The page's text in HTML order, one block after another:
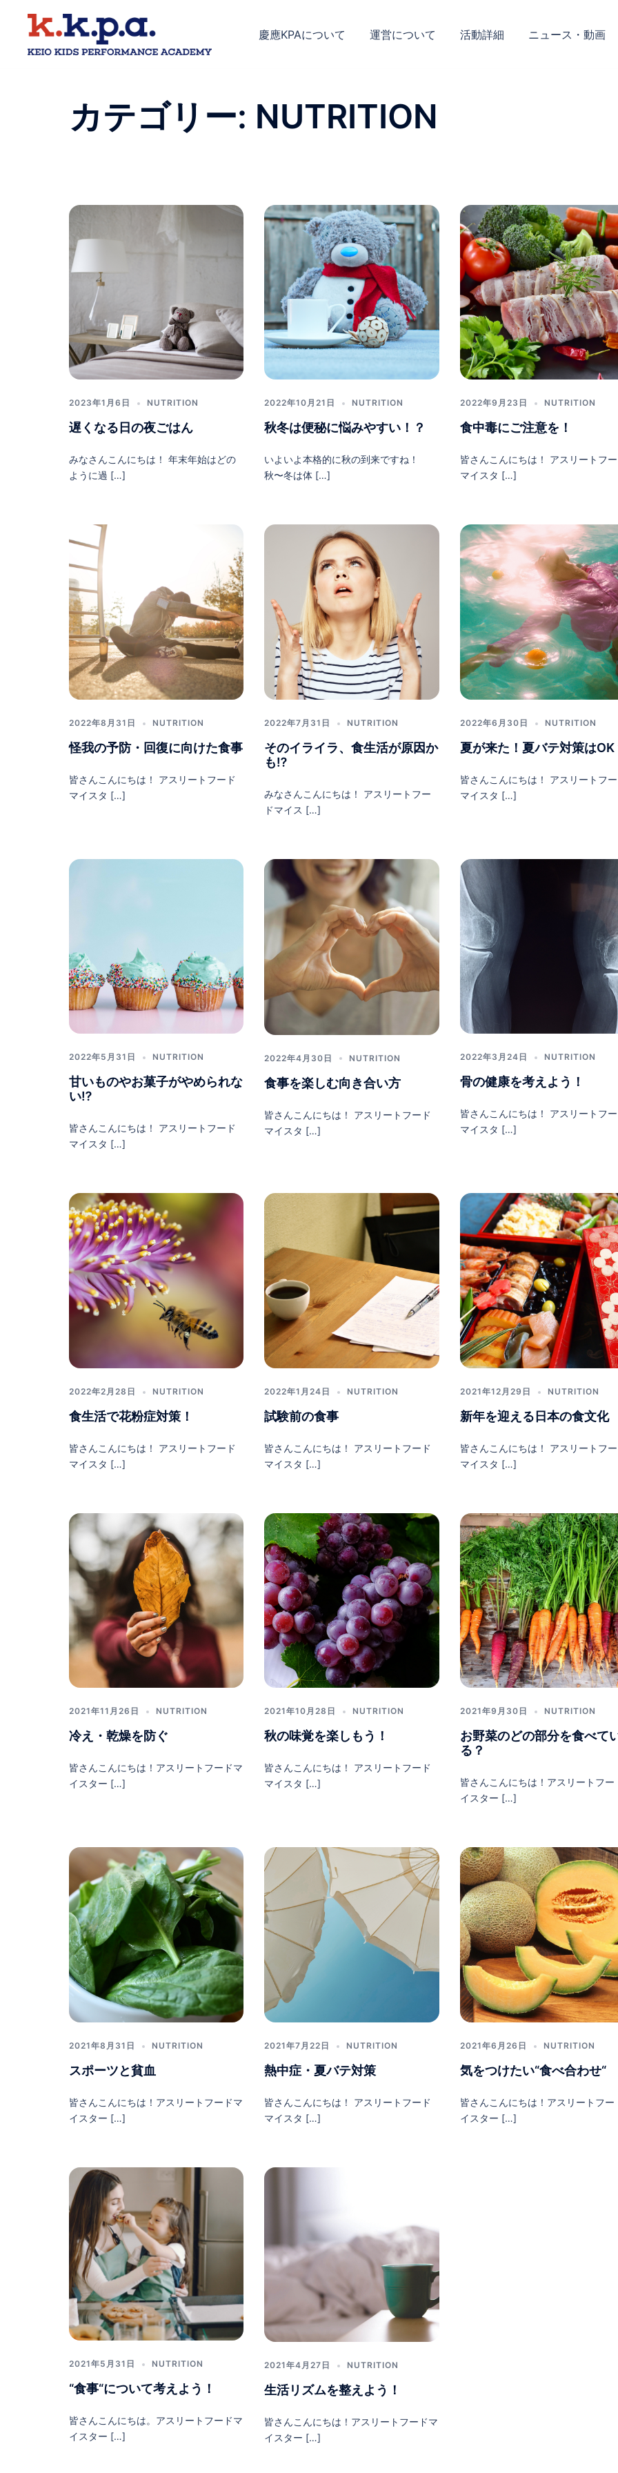
慶應KPAについて 運営について 活動詳細 ニュース・動画
カテゴリー: NUTRITION
2023年1月6日 NUTRITION
遅くなる日の夜ごはん
みなさんこんにちは！ 年末年始はどの
ように過 […]
2022年10月21日 NUTRITION
秋冬は便秘に悩みやすい！？
いよいよ本格的に秋の到来ですね！
秋〜冬は体 […]
2022年9月23日 NUTRITION
食中毒にご注意を！
皆さんこんにちは！ アスリートフ
マイスタ […]
2022年8月31日 NUTRITION
怪我の予防・回復に向けた食事
皆さんこんにちは！ アスリートフード
マイスタ […]
2022年7月31日 NUTRITION
そのイライラ、食生活が原因か
も⁉︎
みなさんこんにちは！ アスリートフー
ドマイス […]
2022年6月30日 NUTRITION
夏が来た！夏バテ対策はOK
皆さんこんにちは！ アスリートフ
マイスタ […]
2022年5月31日 NUTRITION
甘いものやお菓子がやめられな
い⁉︎
皆さんこんにちは！ アスリートフード
マイスタ […]
2022年4月30日 NUTRITION
食事を楽しむ向き合い方
皆さんこんにちは！ アスリートフード
マイスタ […]
2022年3月24日 NUTRITION
骨の健康を考えよう！
皆さんこんにちは！ アスリートフ
マイスタ […]
2022年2月28日 NUTRITION
食生活で花粉症対策！
皆さんこんにちは！ アスリートフード
マイスタ […]
2022年1月24日 NUTRITION
試験前の食事
皆さんこんにちは！ アスリートフード
マイスタ […]
2021年12月29日 NUTRITION
新年を迎える日本の食文化
皆さんこんにちは！ アスリートフ
マイスタ […]
2021年11月26日 NUTRITION
冷え・乾燥を防ぐ
皆さんこんにちは！アスリートフードマ
イスター […]
2021年10月28日 NUTRITION
秋の味覚を楽しもう！
皆さんこんにちは！ アスリートフード
マイスタ […]
2021年9月30日 NUTRITION
お野菜のどの部分を食べて
る？
皆さんこんにちは！アスリートフー
イスター […]
2021年8月31日 NUTRITION
スポーツと貧血
皆さんこんにちは！アスリートフードマ
イスター […]
2021年7月22日 NUTRITION
熱中症・夏バテ対策
皆さんこんにちは！ アスリートフード
マイスタ […]
2021年6月26日 NUTRITION
気をつけたい“食べ合わせ“
皆さんこんにちは！アスリートフー
イスター […]
2021年5月31日 NUTRITION
“食事“について考えよう！
皆さんこんにちは。アスリートフードマ
イスター […]
2021年4月27日 NUTRITION
生活リズムを整えよう！
皆さんこんにちは！アスリートフードマ
イスター […]